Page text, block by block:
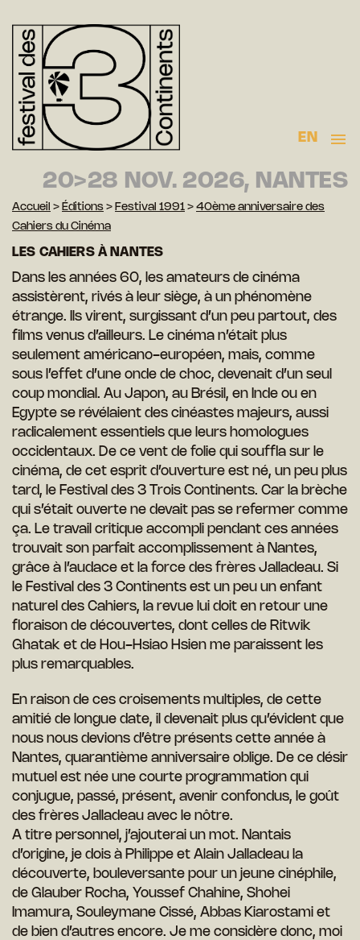
EN
20>28 NOV. 2026, NANTES
Accueil > Éditions > Festival 1991 > 40ème anniversaire des
Cahiers du Cinéma
LES CAHIERS À NANTES
Dans les années 60, les amateurs de cinéma
assistèrent, rivés à leur siège, à un phénomène
étrange. Ils virent, surgissant d’un peu partout, des
films venus d’ailleurs. Le cinéma n’était plus
seulement américano-européen, mais, comme
sous l’effet d’une onde de choc, devenait d’un seul
coup mondial. Au Japon, au Brésil, en Inde ou en
Egypte se révélaient des cinéastes majeurs, aussi
radicalement essentiels que leurs homologues
occidentaux. De ce vent de folie qui souffla sur le
cinéma, de cet esprit d’ouverture est né, un peu plus
tard, le Festival des 3 Trois Continents. Car la brèche
qui s’était ouverte ne devait pas se refermer comme
ça. Le travail critique accompli pendant ces années
trouvait son parfait accomplissement à Nantes,
grâce à l’audace et la force des frères Jalladeau. Si
le Festival des 3 Continents est un peu un enfant
naturel des Cahiers, la revue lui doit en retour une
floraison de découvertes, dont celles de Ritwik
Ghatak et de Hou-Hsiao Hsien me paraissent les
plus remarquables.
En raison de ces croisements multiples, de cette
amitié de longue date, il devenait plus qu’évident que
nous nous devions d’être présents cette année à
Nantes, quarantième anniversaire oblige. De ce désir
mutuel est née une courte programmation qui
conjugue, passé, présent, avenir confondus, le goût
des frères Jalladeau avec le nôtre.
A titre personnel, j’ajouterai un mot. Nantais
d’origine, je dois à Philippe et Alain Jalladeau la
découverte, bouleversante pour un jeune cinéphile,
de Glauber Rocha, Youssef Chahine, Shohei
Imamura, Souleymane Cissé, Abbas Kiarostami et
de bien d’autres encore. Je me considère donc, moi